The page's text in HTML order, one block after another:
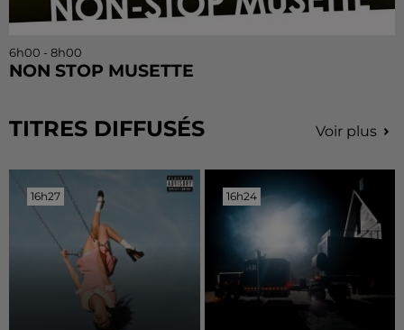
6h00 - 8h00
NON STOP MUSETTE
TITRES DIFFUSÉS Voir plus
16h27
16h27 16h24
16h24